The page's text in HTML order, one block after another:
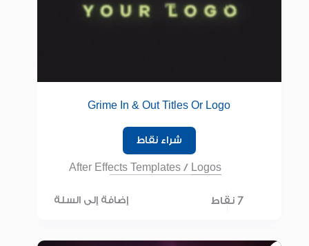
Grime In & Out Titles Or Logo
شراء نقاط
After Effects Templates / Logos
7 نقاط إضافة إلى السلة